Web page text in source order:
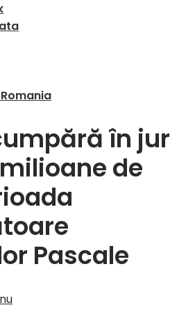
în jur
de
Pascale